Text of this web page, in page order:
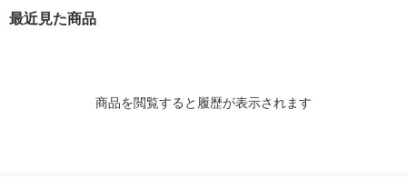
リジナル
最近見た商品
商品を閲覧すると履歴が表示されます